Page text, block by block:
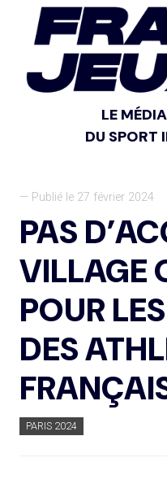
LE
DU SPORT
— Publié le 27 février 2024
PAS
VILLAGE
POUR
DES
PARIS 2024